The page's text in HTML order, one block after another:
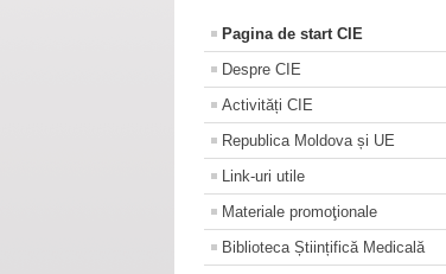
Pagina de start CIE
Despre CIE
Activități CIE
Republica Moldova și UE
Link-uri utile
Materiale promoţionale
Biblioteca Științifică Medicală